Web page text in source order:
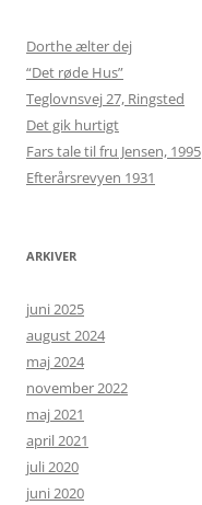
Dorthe ælter dej
“Det røde Hus”
Teglovnsvej 27, Ringsted
Det gik hurtigt
Fars tale til fru Jensen, 1995
Efterårsrevyen 1931
ARKIVER
juni 2025
august 2024
maj 2024
november 2022
maj 2021
april 2021
juli 2020
juni 2020